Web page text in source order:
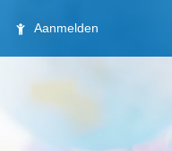
Aanmelden